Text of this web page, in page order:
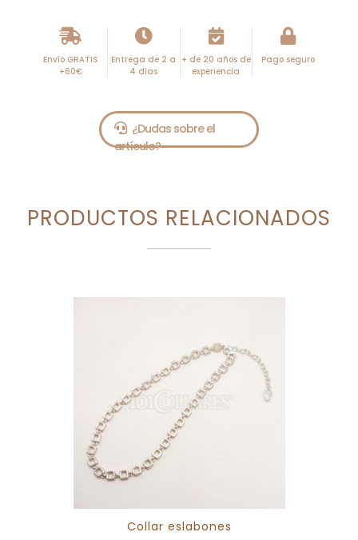
Envío GRATIS
+60€
Entrega de 2 a
4 días
+ de 20 años de
experiencia
Pago seguro
PRODUCTOS RELACIONADOS
Collar eslabones